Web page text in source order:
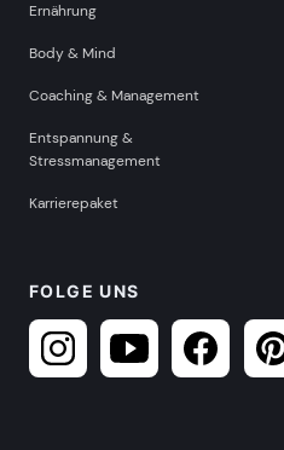
Ernährung
Body & Mind
Coaching & Management
Entspannung &
Stressmanagement
Karrierepaket
FOLGE UNS